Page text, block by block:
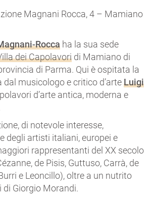
Magnani Rocca, 4 – Mamiano
Rocca ha la sua sede
dei Capolavori di Mamiano di
di Parma. Qui è ospitata la
dal musicologo e critico d’arteLuigi
d’arte antica, moderna e
di notevole interesse,
degli artisti italiani, europei e
rappresentanti del XX secolo
de Pisis, Guttuso, Carrà, de
e Leoncillo), oltre a un nutrito
Giorgio Morandi.